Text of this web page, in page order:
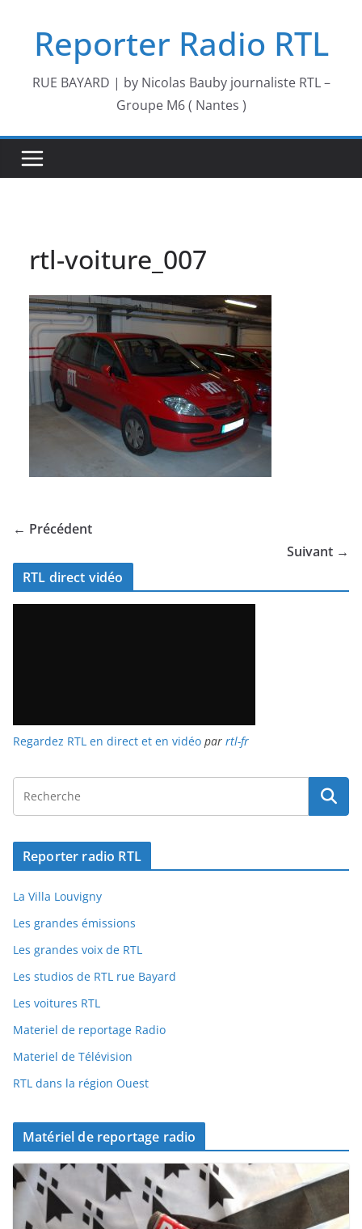
contenuReporter Radio RTL
RUE BAYARD | by Nicolas Bauby journaliste RTL –
Groupe M6 ( Nantes )
rtl-voiture_007
← Précédent
Suivant →
RTL direct vidéo
Regardez RTL en direct et en vidéo par rtl-fr
Reporter radio RTL
La Villa Louvigny
Les grandes émissions
Les grandes voix de RTL
Les studios de RTL rue Bayard
Les voitures RTL
Materiel de reportage Radio
Materiel de Télévision
RTL dans la région Ouest
Matériel de reportage radio